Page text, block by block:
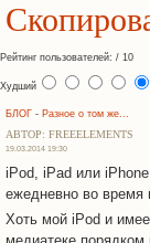
Рейтинг пользователей: / 10
Худший
БЛОГ - Разное о том же...
АВТОР: FREEELEMENTS
19.03.2014 19:30
iPod, iPad или
ежедневно во время
Хоть мой iPod и